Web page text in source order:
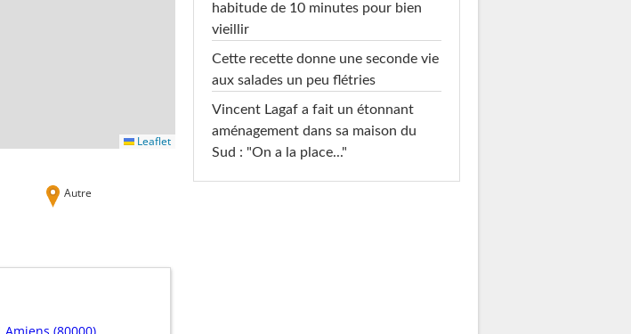
Leaflet
Autre
habitude de 10 minutes pour bien
vieillir
Cette recette donne une seconde vie
aux salades un peu flétries
Vincent Lagaf a fait un étonnant
aménagement dans sa maison du
Sud : "On a la place..."